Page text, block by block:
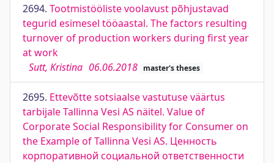
2694. Tootmistööliste voolavust põhjustavad
tegurid esimesel tööaastal. The factors resulting
turnover of production workers during first year
at work
Sutt, Kristina 06.06.2018 master's theses
2695. Ettevõtte sotsiaalse vastutuse väärtus
tarbijale Tallinna Vesi AS näitel. Value of
Corporate Social Responsibility for Consumer on
the Example of Tallinna Vesi AS. Ценность
корпоративной социальной ответственности